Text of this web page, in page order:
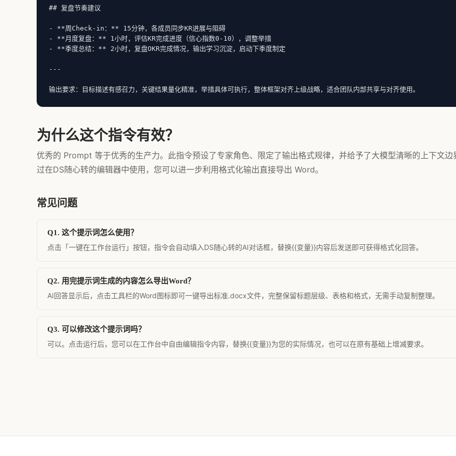
## 复盘节奏建议
- **周Check-in：** 15分钟，各成员同步KR进展与阻碍
- **月度复盘：** 1小时，评估KR完成进度（信心指数0-10），调整举措
- **季度总结：** 2小时，复盘OKR完成情况，输出学习沉淀，启动下季度制定
---
输出要求：目标描述有感召力，关键结果量化精准，举措具体可执行，整体框架对齐上级战略，适合团队内部共享与对齐使用。
为什么这个指令有效？
优秀的 Prompt 等于优秀的生产力。此指令预设了专家角色、限定了输出格式规律，并给予了大模型清晰的上下文边
过在DS随心转的编辑器中使用，您可以进一步利用格式化输出直接导出 Word。
常见问题
Q1. 这个提示词怎么使用？
点击「一键在工作台运行」按钮，指令会自动填入DS随心转的AI对话框，替换{{变量}}内容后发送即可获得格式化回答。
Q2. 用完提示词生成的内容怎么导出Word？
AI回答显示后，点击工具栏的Word图标即可一键导出标准.docx文件，完整保留标题层级、表格和格式，无需手动复制整理。
Q3. 可以修改这个提示词吗？
可以。点击运行后，您可以在工作台中自由编辑指令内容，替换{{变量}}为您的实际情况，也可以在原有基础上增减要求。